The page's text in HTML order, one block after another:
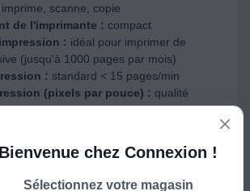
imprime, scanne, copie
de l'imprimante : compact
: idéal pour imprimer de
(jusqu'à 1000 pages par mois)
: standard < 15 pages/min
(pixels par pouce) : qualité
x 1200 ppp)
? :les ppp (pixels par pouce)
qualité d'image, plus il y a de ppp, plus
Bienvenue chez Connexion !
Sélectionnez votre magasin